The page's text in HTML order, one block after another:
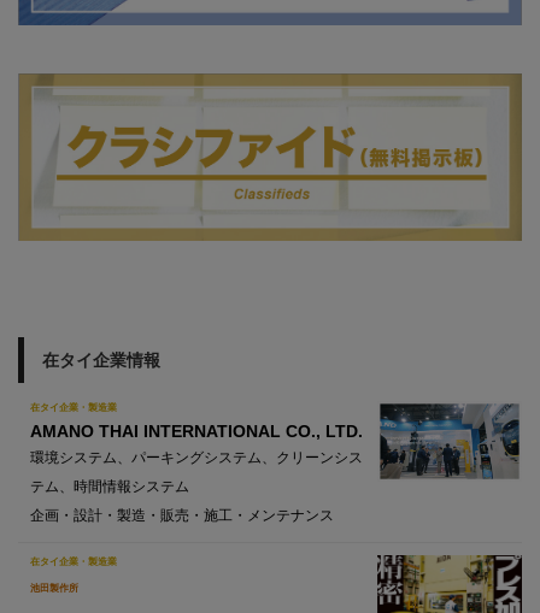
在タイ企業情報
在タイ企業・製造業
AMANO THAI INTERNATIONAL CO., LTD.
環境システム、パーキングシステム、クリーンシス
テム、時間情報システム
企画・設計・製造・販売・施工・メンテナンス
在タイ企業・製造業
池田製作所